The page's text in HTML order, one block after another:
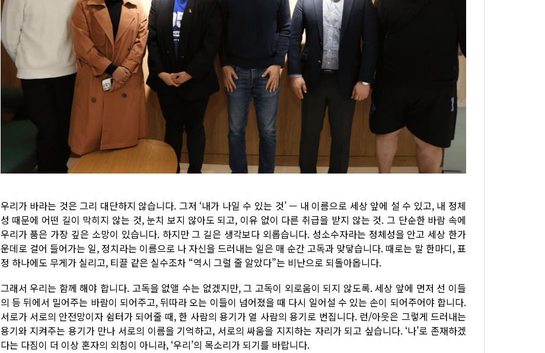
우리가 바라는 것은 그리 대단하지 않습니다. 그저 ‘내가 나일 수 있는 것’ — 내 이름으로 세상 앞에 설 수 있고, 내 정체
성 때문에 어떤 길이 막히지 않는 것, 눈치 보지 않아도 되고, 이유 없이 다른 취급을 받지 않는 것. 그 단순한 바람 속에
우리가 품은 가장 깊은 소망이 있습니다. 하지만 그 길은 생각보다 외롭습니다. 성소수자라는 정체성을 안고 세상 한가
운데로 걸어 들어가는 일, 정치라는 이름으로 나 자신을 드러내는 일은 매 순간 고독과 맞닿습니다. 때로는 말 한마디, 표
정 하나에도 무게가 실리고, 티끌 같은 실수조차 “역시 그럴 줄 알았다”는 비난으로 되돌아옵니다.
그래서 우리는 함께 해야 합니다. 고독을 없앨 수는 없겠지만, 그 고독이 외로움이 되지 않도록. 세상 앞에 먼저 선 이들
의 등 뒤에서 밀어주는 바람이 되어주고, 뒤따라 오는 이들이 넘어졌을 때 다시 일어설 수 있는 손이 되어주어야 합니다.
서로가 서로의 안전망이자 쉼터가 되어줄 때, 한 사람의 용기가 열 사람의 용기로 번집니다. 런/아웃은 그렇게 드러내는
용기와 지켜주는 용기가 만나 서로의 이름을 기억하고, 서로의 싸움을 지지하는 자리가 되고 싶습니다. ‘나’로 존재하겠
다는 다짐이 더 이상 혼자의 외침이 아니라, ‘우리’의 목소리가 되기를 바랍니다.